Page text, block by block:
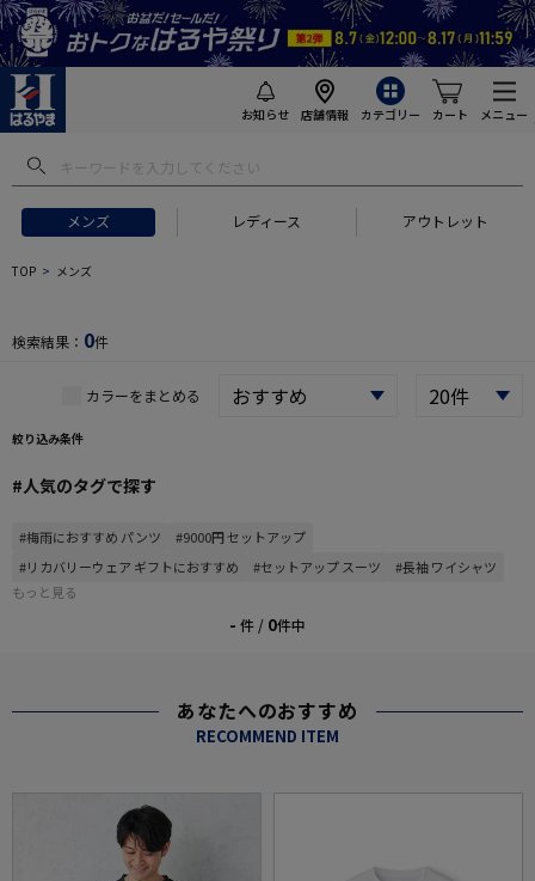
お知らせ 店舗情報 カテゴリー カート メニュー
メンズ レディース アウトレット
フトにおすすめ #セットアップ スーツ
TOP メンズ
検索結果： 0件
カラーをまとめる
絞り込み条件
#人気のタグで探す
#梅雨におすすめ パンツ
#9000円 セットアップ
#リカバリーウェア ギフトにおすすめ
#セットアップ スーツ
#長袖 ワイシャツ
もっと見る
- 件 / 0件中
あなたへのおすすめ
RECOMMEND ITEM